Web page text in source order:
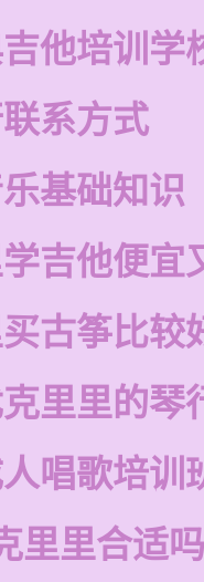
他培训学
系方式
基础知识
吉他便宜
古筝比较
里里的琴
唱歌培训
里里合适